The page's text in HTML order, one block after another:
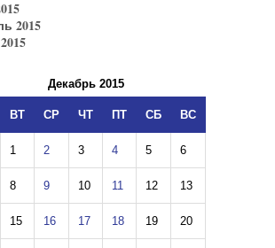
2015
Декабрь 2015
ВТ СР ЧТ ПТ СБ ВС
1 2 3 4 5 6
8 9 10 11 12 13
15 16 17 18 19 20